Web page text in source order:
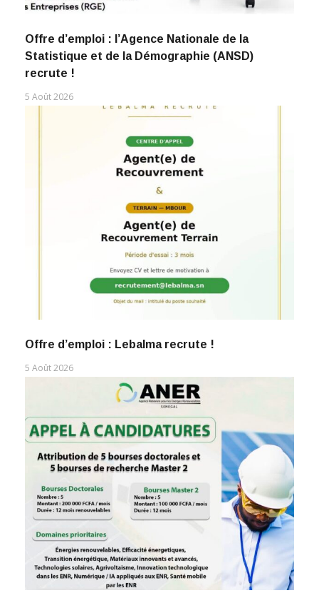
Offre d’emploi : l’Agence Nationale de la
Statistique et de la Démographie (ANSD)
recrute !
5 Août 2026
Offre d’emploi : Lebalma recrute !
5 Août 2026